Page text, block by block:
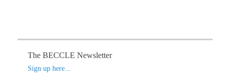
The BECCLE Newsletter
Sign up here...